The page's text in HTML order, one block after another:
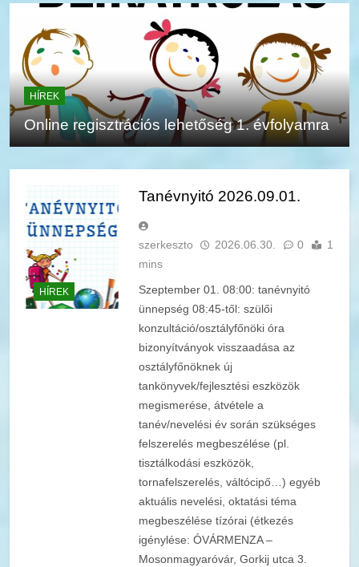
HÍREK
Online regisztrációs lehetőség 1. évfolyamra
HÍREK
Tanévnyitó 2026.09.01.
szerkeszto 2026.06.30. 0
1
mins
Szeptember 01. 08:00: tanévnyitó
ünnepség 08:45-től: szülői
konzultáció/osztályfőnöki óra
bizonyítványok visszaadása az
osztályfőnöknek új
tankönyvek/fejlesztési eszközök
megismerése, átvétele a
tanév/nevelési év során szükséges
felszerelés megbeszélése (pl.
tisztálkodási eszközök,
tornafelszerelés, váltócipő…) egyéb
aktuális nevelési, oktatási téma
megbeszélése tízórai (étkezés
igénylése: ÓVÁRMENZA –
Mosonmagyaróvár, Gorkij utca 3.